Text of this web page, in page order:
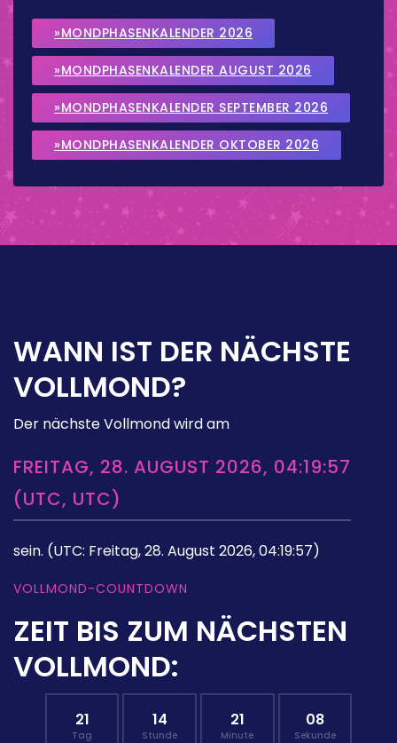
»MONDPHASENKALENDER 2026
»MONDPHASENKALENDER AUGUST 2026
»MONDPHASENKALENDER SEPTEMBER 2026
»MONDPHASENKALENDER OKTOBER 2026
WANN IST DER NÄCHSTE
VOLLMOND?
Der nächste Vollmond wird am
FREITAG, 28. AUGUST 2026, 04:19:57
(UTC, UTC)
sein. (UTC: Freitag, 28. August 2026, 04:19:57)
VOLLMOND-COUNTDOWN
ZEIT BIS ZUM NÄCHSTEN
VOLLMOND:
21
Tag
14
Stunde
21
Minute
07
Sekunde